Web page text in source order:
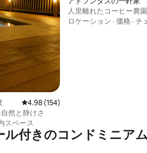
評価
レビュー154件、5つ星中4.98つ星の平
4.98 (154)
然と静けさ
スペース
人里離れたコーヒー農
ス（温水プールと暖炉
ロケーション · 価格 · チ
ル付きのコンドミニア